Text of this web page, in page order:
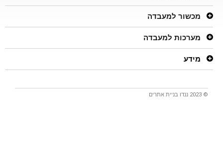
מכשור למעבדה
© 2023 ננדו בניית אתרים
מערכות למעבדה
מידע